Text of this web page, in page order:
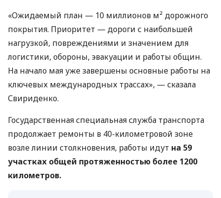
«Ожидаемый план — 10 миллионов м² дорожного
покрытия. Приоритет — дороги с наибольшей
нагрузкой, повреждениями и значением для
логистики, обороны, эвакуации и работы общин.
На начало мая уже завершены основные работы на
ключевых международных трассах», — сказала
Свириденко.
Государственная специальная служба транспорта
продолжает ремонты в 40-километровой зоне
возле линии столкновения, работы идут на 59
участках общей протяженностью более 1200
километров.